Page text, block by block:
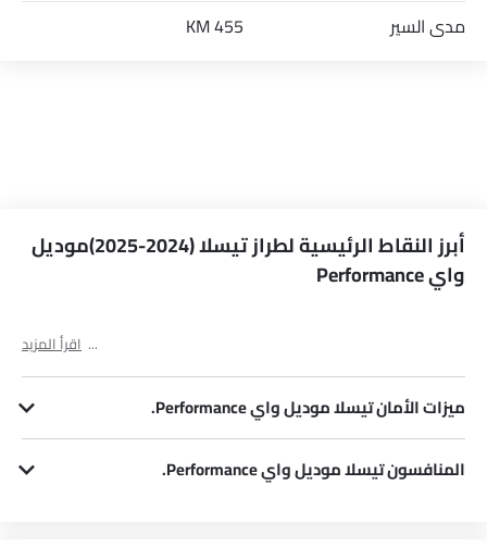
مدى السير
455 KM
أبرز النقاط الرئيسية لطراز تيسلا (2024-2025)موديل
واي Performance
اقرأ المزيد
ميزات الأمان تيسلا موديل واي Performance.
المنافسون تيسلا موديل واي Performance.